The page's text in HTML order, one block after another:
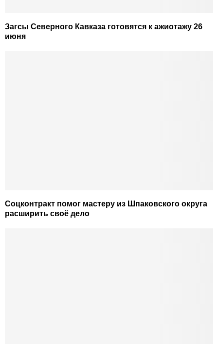
Загсы Северного Кавказа готовятся к ажиотажу 26
июня
Соцконтракт помог мастеру из Шпаковского округа
расширить своё дело